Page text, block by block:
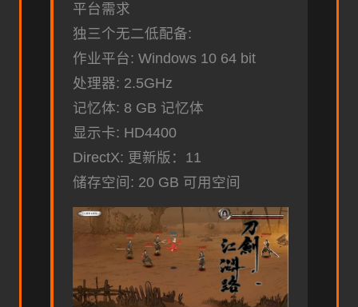
平台需求
独三个无二低配备:
作业平台: Windows 10 64 bit
处理器: 2.5GHz
记忆体: 8 GB 记忆体
显示卡: HD4400
DirectX: 更新版：11
储存空间: 20 GB 可用空间